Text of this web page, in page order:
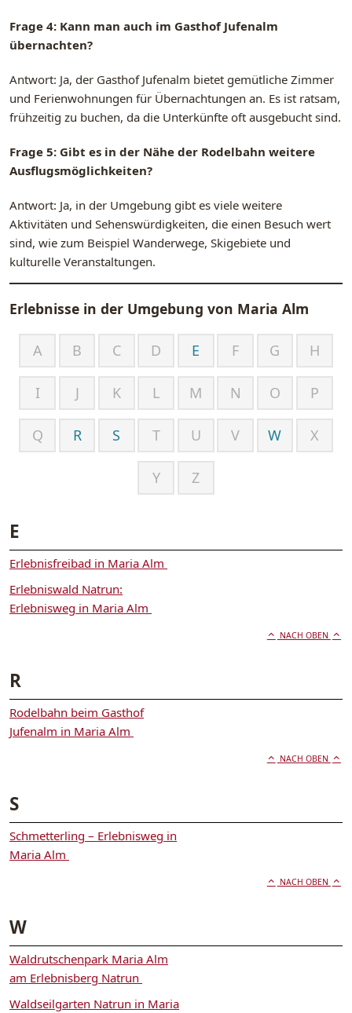
Frage 4: Kann man auch im Gasthof Jufenalm
übernachten?
Antwort: Ja, der Gasthof Jufenalm bietet gemütliche Zimmer
und Ferienwohnungen für Übernachtungen an. Es ist ratsam,
frühzeitig zu buchen, da die Unterkünfte oft ausgebucht sind.
Frage 5: Gibt es in der Nähe der Rodelbahn weitere
Ausflugsmöglichkeiten?
Antwort: Ja, in der Umgebung gibt es viele weitere
Aktivitäten und Sehenswürdigkeiten, die einen Besuch wert
sind, wie zum Beispiel Wanderwege, Skigebiete und
kulturelle Veranstaltungen.
Erlebnisse in der Umgebung von Maria Alm
A B C D E F G H
I J K L M N O P
Q R S T U V W X
Y Z
E
Erlebnisfreibad in Maria Alm
Erlebniswald Natrun:
Erlebnisweg in Maria Alm
NACH OBEN
R
Rodelbahn beim Gasthof
Jufenalm in Maria Alm
NACH OBEN
S
Schmetterling – Erlebnisweg in
Maria Alm
NACH OBEN
W
Waldrutschenpark Maria Alm
am Erlebnisberg Natrun
Waldseilgarten Natrun in Maria